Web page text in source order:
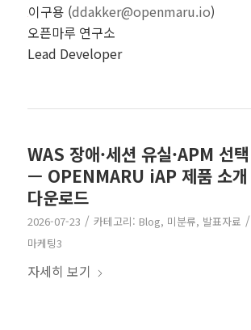
이구용 (ddakker@openmaru.io)
오픈마루 연구소
Lead Developer
WAS 장애·세션 유실·APM 선
— OPENMARU iAP 제품 소개
다운로드
2026-07-23 / 카테고리: Blog, 미분류, 발표자료 /
마케팅3
자세히 보기